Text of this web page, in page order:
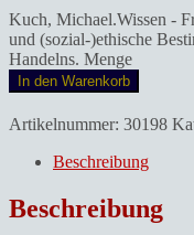
Kuch, Michael.Wissen -
und (sozial-)ethische
Handelns. Menge
In den Warenkorb
Artikelnummer: 30198
Beschreibung
Beschreibung